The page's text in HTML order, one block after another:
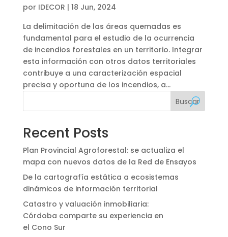
por IDECOR | 18 Jun, 2024
La delimitación de las áreas quemadas es
fundamental para el estudio de la ocurrencia
de incendios forestales en un territorio. Integrar
esta información con otros datos territoriales
contribuye a una caracterización espacial
precisa y oportuna de los incendios, a...
Buscar
Recent Posts
Plan Provincial Agroforestal: se actualiza el
mapa con nuevos datos de la Red de Ensayos
De la cartografía estática a ecosistemas
dinámicos de información territorial
Catastro y valuación inmobiliaria:
Córdoba comparte su experiencia en
el Cono Sur